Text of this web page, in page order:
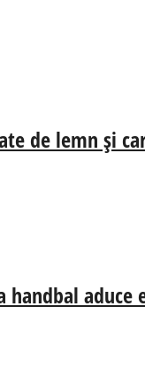
de lemn și